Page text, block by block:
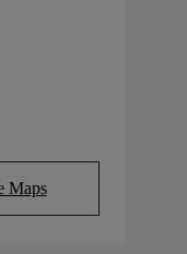
Maps
tab)